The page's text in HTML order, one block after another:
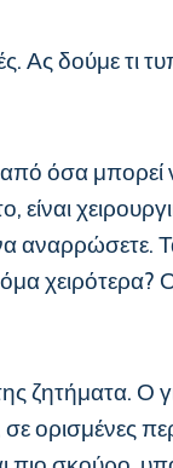
Ας δούμε τι
όσα μπορεί
είναι
αναρρώσετε.
χειρότερα?
ζητήματα. Ο
ορισμένες